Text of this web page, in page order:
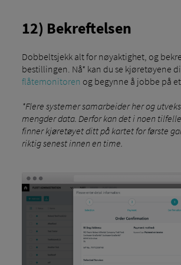
12) Bekreftelsen
Dobbeltsjekk alt for nøyaktighet, og
bestillingen. Nå* kan du se kjøretøyene
flåtemonitoren og begynne å jobbe på
*Flere systemer samarbeider her og
mengder data. Derfor kan det i noen
finner kjøretøyet ditt på kartet for første
riktig senest innen en time.